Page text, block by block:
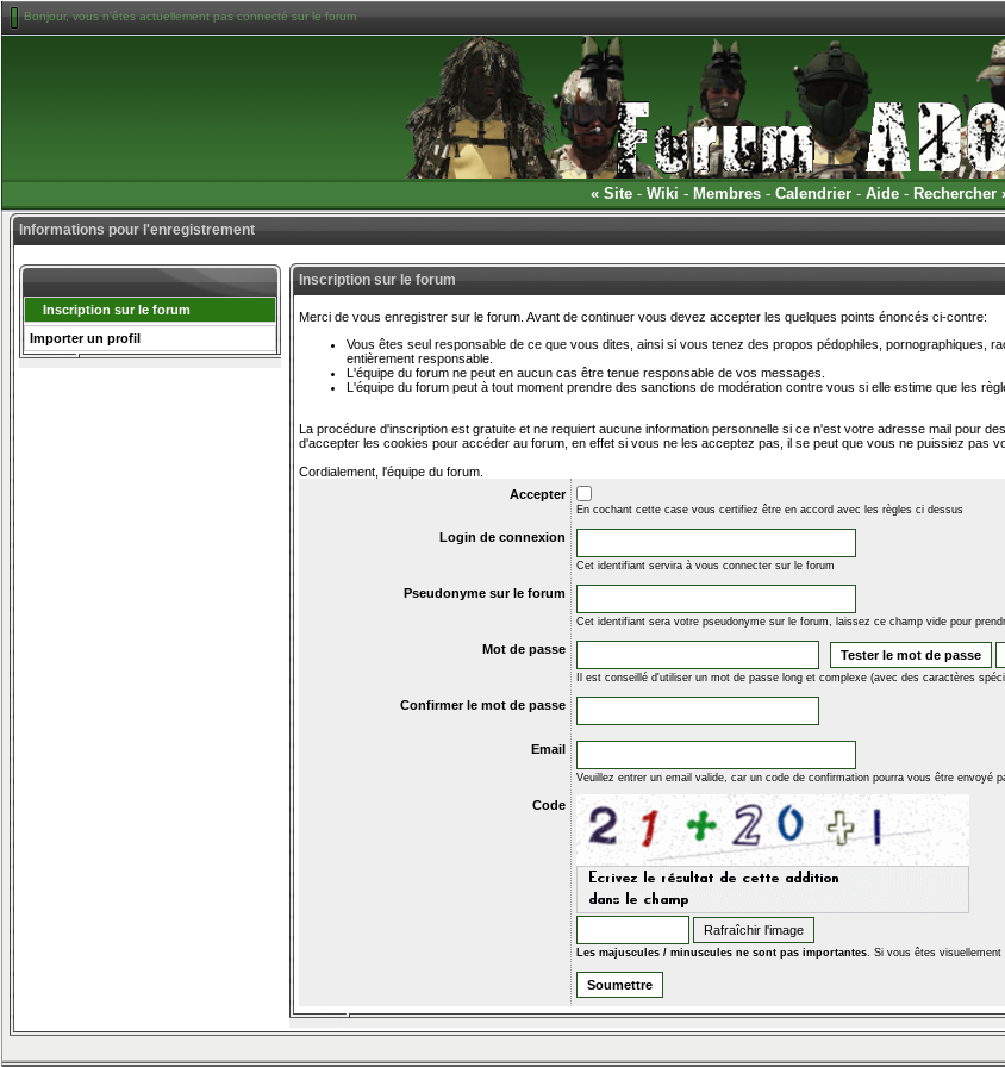
Bonjour, vous n'êtes actuellement pas connecté sur le forum
« Site - Wiki - Membres - Calendrier - Aide - Rechercher
Informations pour l'enregistrement
Inscription sur le forum
Importer un profil
Inscription sur le forum
Merci de vous enregistrer sur le forum. Avant de continuer vous devez accepter les quelques points énoncés ci-contre:
Vous êtes seul responsable de ce que vous dites, ainsi si vous tenez des propos pédophiles, pornographiques,
entièrement responsable.
L'équipe du forum ne peut en aucun cas être tenue responsable de vos messages.
L'équipe du forum peut à tout moment prendre des sanctions de modération contre vous si elle estime que les
La procédure d'inscription est gratuite et ne requiert aucune information personnelle si ce n'est votre adresse mail pour
d'accepter les cookies pour accéder au forum, en effet si vous ne les acceptez pas, il se peut que vous ne puissiez pas
Cordialement, l'équipe du forum.
Accepter
En cochant cette case vous certifiez être en accord avec les règles ci dessus
Login de connexion
Cet identifiant servira à vous connecter sur le forum
Pseudonyme sur le forum
Cet identifiant sera votre pseudonyme sur le forum, laissez ce champ vide pour
Mot de passe
Il est conseillé d'utiliser un mot de passe long et complexe (avec des caractères
Confirmer le mot de passe
Email
Veuillez entrer un email valide, car un code de confirmation pourra vous être
Code
Les majuscules / minuscules ne sont pas importantes. Si vous êtes